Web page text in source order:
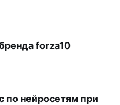
forza10
по нейросетям при